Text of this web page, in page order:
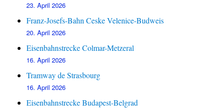
23. April 2026
Franz-Josefs-Bahn Ceske Velenice-Budweis
20. April 2026
Eisenbahnstrecke Colmar-Metzeral
16. April 2026
Tramway de Strasbourg
16. April 2026
Eisenbahnstrecke Budapest-Belgrad